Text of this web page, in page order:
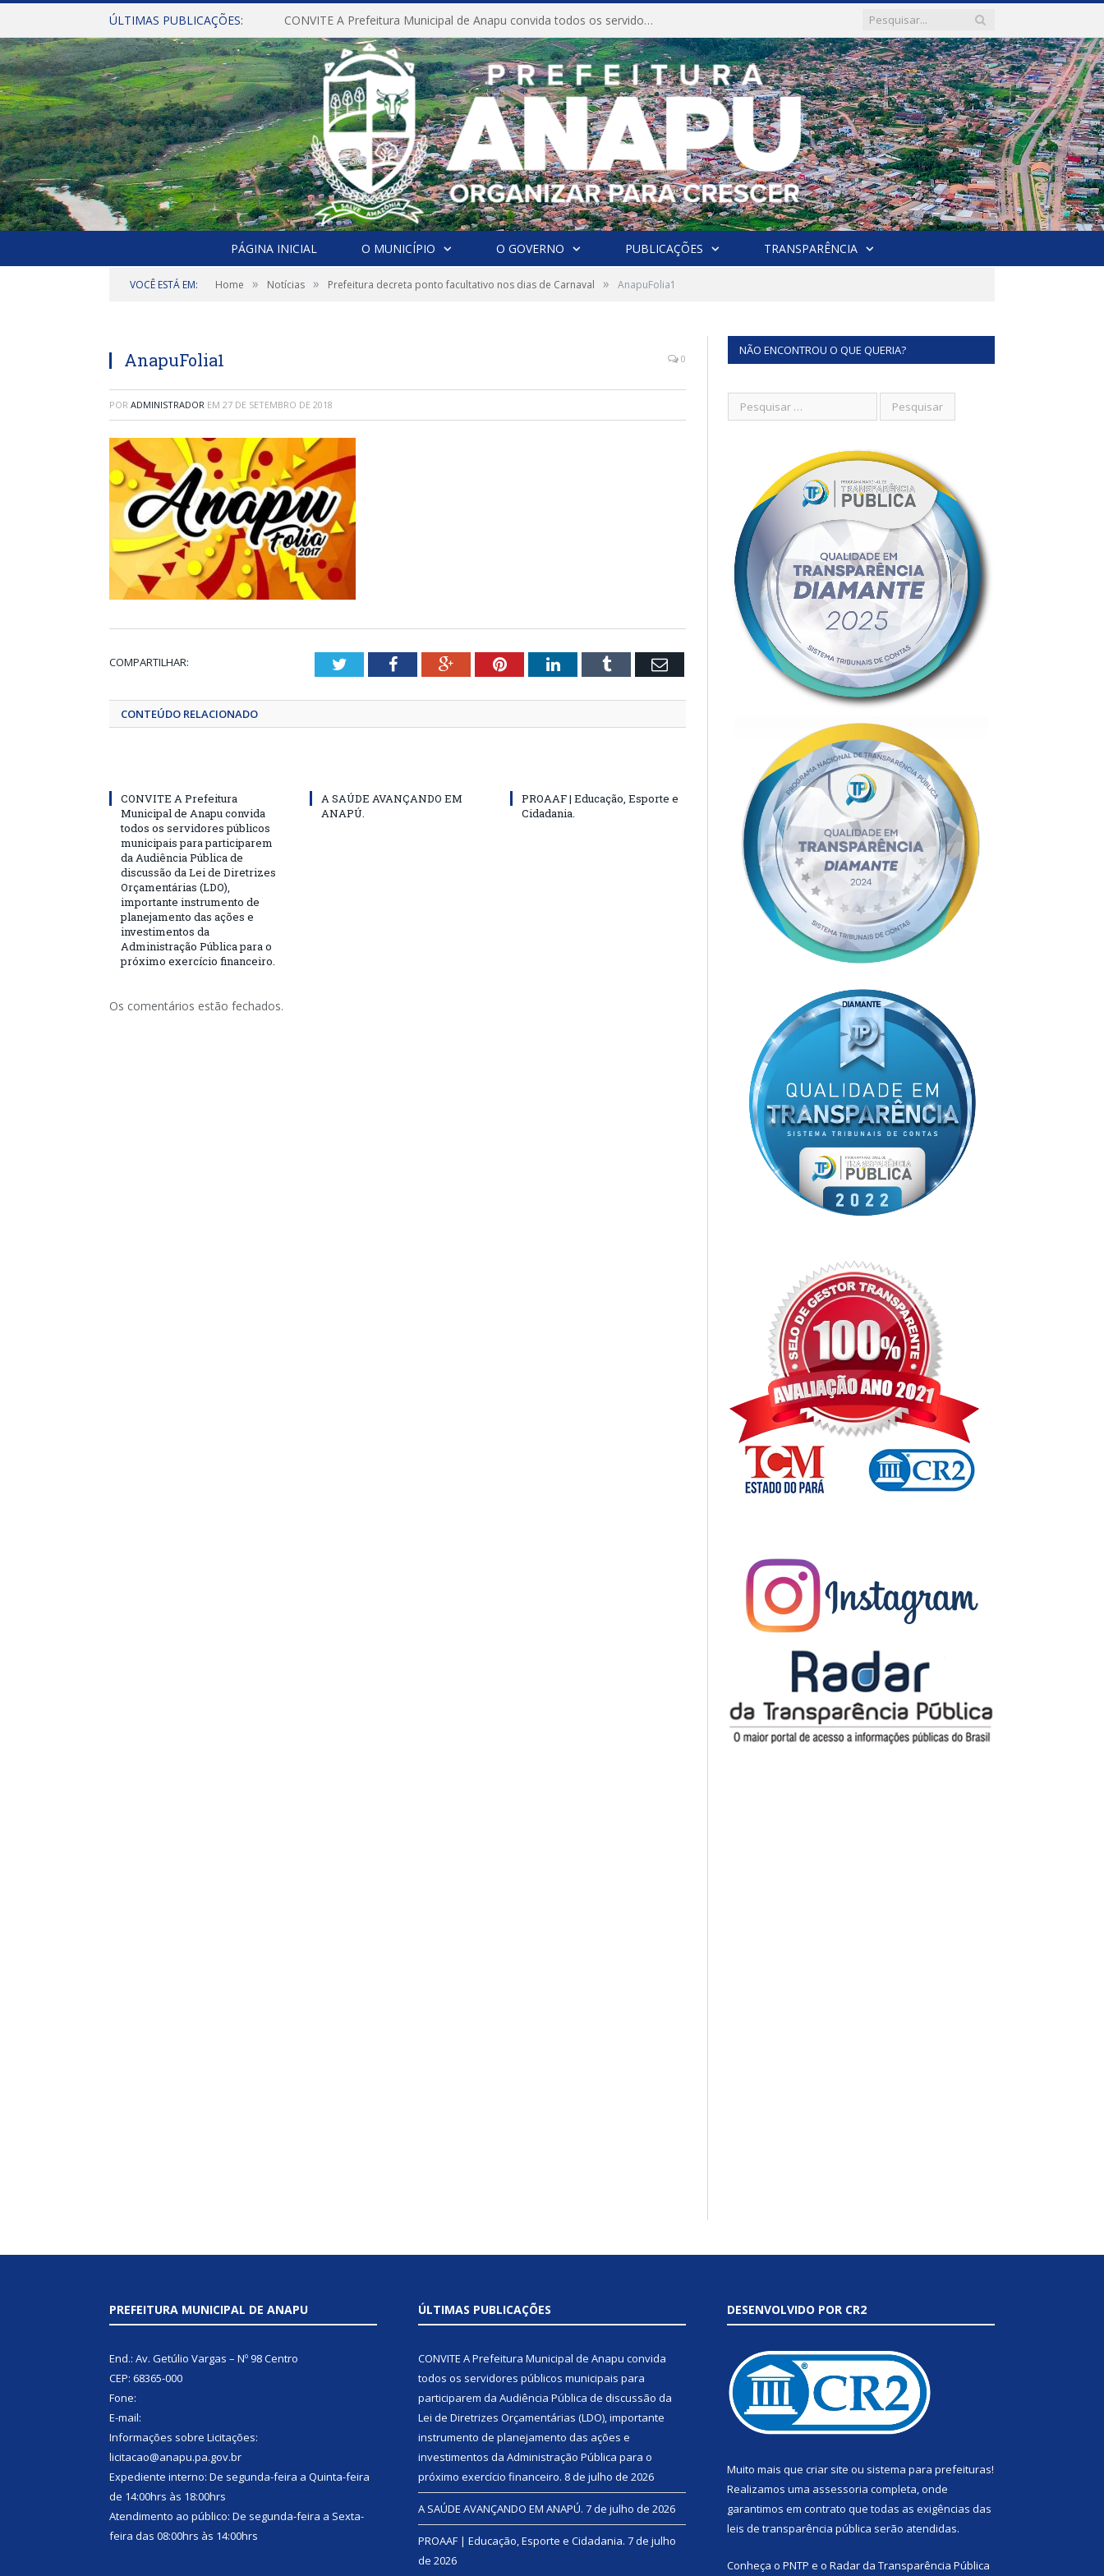
ÚLTIMAS PUBLICAÇÕES: CONVITE A Prefeitura Municipal de Anapu convida todos os servidores públicos municipais para participarem da Audiência Pública de discussão da Lei de Diretrizes Orçamentárias (LDO), importante instrumento de planejamento das ações e investimentos da Administração Pública para o próximo exercício financeiro.
PÁGINA INICIAL O MUNICÍPIO O GOVERNO PUBLICAÇÕES TRANSPARÊNCIA
VOCÊ ESTÁ EM: Home » Notícias » Prefeitura decreta ponto facultativo nos dias de Carnaval » AnapuFolia1
AnapuFolia1 0
POR ADMINISTRADOR EM 27 DE SETEMBRO DE 2018
COMPARTILHAR: TwitterFacebookGoogle+PinterestLinkedInTumblr Email
CONTEÚDO RELACIONADO
CONVITE A Prefeitura
Municipal de Anapu convida
todos os servidores públicos
municipais para participarem
da Audiência Pública de
discussão da Lei de Diretrizes
Orçamentárias (LDO),
importante instrumento de
planejamento das ações e
investimentos da
Administração Pública para o
próximo exercício financeiro.
A SAÚDE AVANÇANDO EM
ANAPÚ.
PROAAF | Educação, Esporte e
Cidadania.
Os comentários estão fechados.
NÃO ENCONTROU O QUE QUERIA?
PREFEITURA MUNICIPAL DE ANAPU
End.: Av. Getúlio Vargas – Nº 98 Centro
CEP: 68365-000
Fone:
E-mail:
Informações sobre Licitações:
licitacao@anapu.pa.gov.br
Expediente interno: De segunda-feira a Quinta-feira
de 14:00hrs às 18:00hrs
Atendimento ao público: De segunda-feira a Sexta-
feira das 08:00hrs às 14:00hrs
ÚLTIMAS PUBLICAÇÕES
CONVITE A Prefeitura Municipal de Anapu convida
todos os servidores públicos municipais para
participarem da Audiência Pública de discussão da
Lei de Diretrizes Orçamentárias (LDO), importante
instrumento de planejamento das ações e
investimentos da Administração Pública para o
próximo exercício financeiro. 8 de julho de 2026
A SAÚDE AVANÇANDO EM ANAPÚ. 7 de julho de 2026
PROAAF | Educação, Esporte e Cidadania. 7 de julho
de 2026
DESENVOLVIDO POR CR2
Muito mais que criar site ou sistema para prefeituras!
Realizamos uma assessoria completa, onde
garantimos em contrato que todas as exigências das
leis de transparência pública serão atendidas.
Conheça o PNTP e o Radar da Transparência Pública